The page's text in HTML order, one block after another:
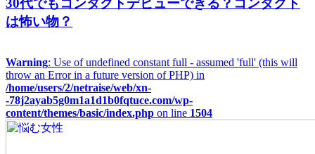
は怖い物？
Warning: Use of undefined constant full - assumed 'full' (this will
throw an Error in a future version of PHP) in
/home/users/2/netraise/web/xn-
-78j2ayab5g0m1a1d1b0fqtuce.com/wp-
content/themes/basic/index.php on line 1504